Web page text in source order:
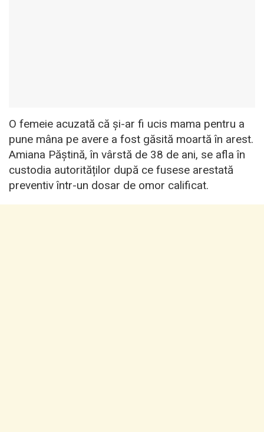
O femeie acuzată că și-ar fi ucis mama pentru a
pune mâna pe avere a fost găsită moartă în arest.
Amiana Păștină, în vârstă de 38 de ani, se afla în
custodia autorităților după ce fusese arestată
preventiv într-un dosar de omor calificat.